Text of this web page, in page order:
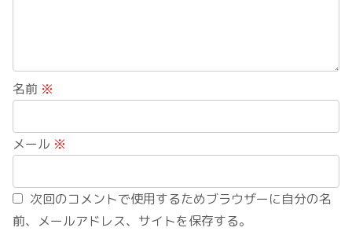
名前 ※
メール ※
次回のコメントで使用するためブラウザーに自分の名
前、メールアドレス、サイトを保存する。